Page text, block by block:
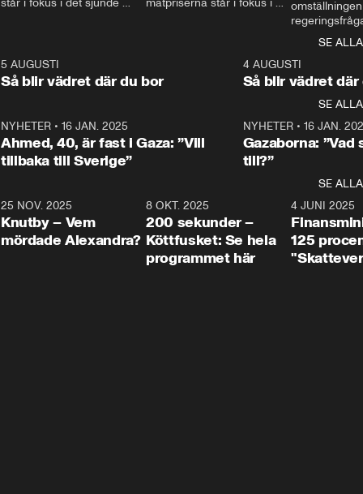
kommentator My
Rohwedder ställer
utbildnings- och
Mohamsson till svars.
Rohwedder ställer
statsminister Ulf Kristersson
centrum i
avsnittet av
Makten”. Se
Aftonbladets
Rohwedder
Thand Ring
SE ALLA
5 AUGUSTI
Så blir vädret där du bor
4 AUGUSTI
Så blir vädret där
SE ALLA
NYHETER• 16 JAN. 2025
Ahmed, 40, är fast i Gaza: ”Vill
tillbaka till Sverige”
NYHETER• 16 JAN.
Gazaborna:
till?”
SE ALLA
31:05
25 NOV. 2025
Knutby – Vem
mördade Alexandra?
4:29
8 OKT. 2025
200 sekunder –
Köttfusket: Se hela
programmet här
4 JUNI 2025
125